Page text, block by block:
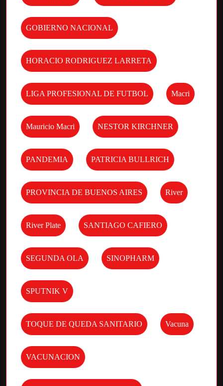
GOBIERNO NACIONAL
HORACIO RODRIGUEZ LARRETA
LIGA PROFESIONAL DE FUTBOL Macri
Mauricio Macri NESTOR KIRCHNER
PANDEMIA PATRICIA BULLRICH
PROVINCIA DE BUENOS AIRES River
River Plate SANTIAGO CAFIERO
SEGUNDA OLA SINOPHARM
SPUTNIK V
TOQUE DE QUEDA SANITARIO Vacuna
VACUNACION